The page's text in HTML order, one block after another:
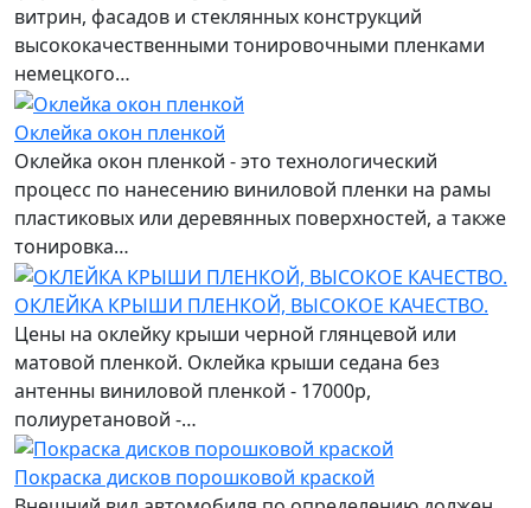
витрин, фасадов и стеклянных конструкций
высококачественными тонировочными пленками
немецкого…
Оклейка окон пленкой
Оклейка окон пленкой - это технологический
процесс по нанесению виниловой пленки на рамы
пластиковых или деревянных поверхностей, а также
тонировка…
ОКЛЕЙКА КРЫШИ ПЛЕНКОЙ, ВЫСОКОЕ КАЧЕСТВО.
Цены на оклейку крыши черной глянцевой или
матовой пленкой. Оклейка крыши седана без
антенны виниловой пленкой - 17000р,
полиуретановой -…
Покраска дисков порошковой краской